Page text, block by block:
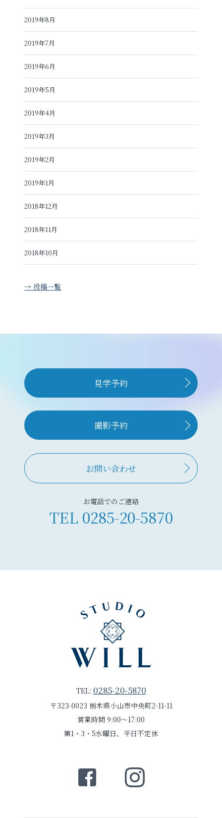
2019年8月
2019年7月
2019年6月
2019年5月
2019年4月
2019年3月
2019年2月
2019年1月
2018年12月
2018年11月
2018年10月
→ 投稿一覧
見学予約
撮影予約
お問い合わせ
お電話でのご連絡
TEL 0285-20-5870
TEL: 0285-20-5870
〒323-0023 栃木県小山市中央町2-11-11
営業時間 9:00～17:00
第1・3・5水曜日、平日不定休